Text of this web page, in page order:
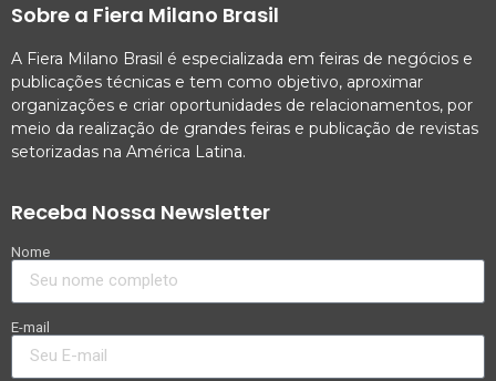
Sobre a Fiera Milano Brasil
A Fiera Milano Brasil é especializada em feiras de negócios e
publicações técnicas e tem como objetivo, aproximar
organizações e criar oportunidades de relacionamentos, por
meio da realização de grandes feiras e publicação de revistas
setorizadas na América Latina.
Receba Nossa Newsletter
Nome
E-mail